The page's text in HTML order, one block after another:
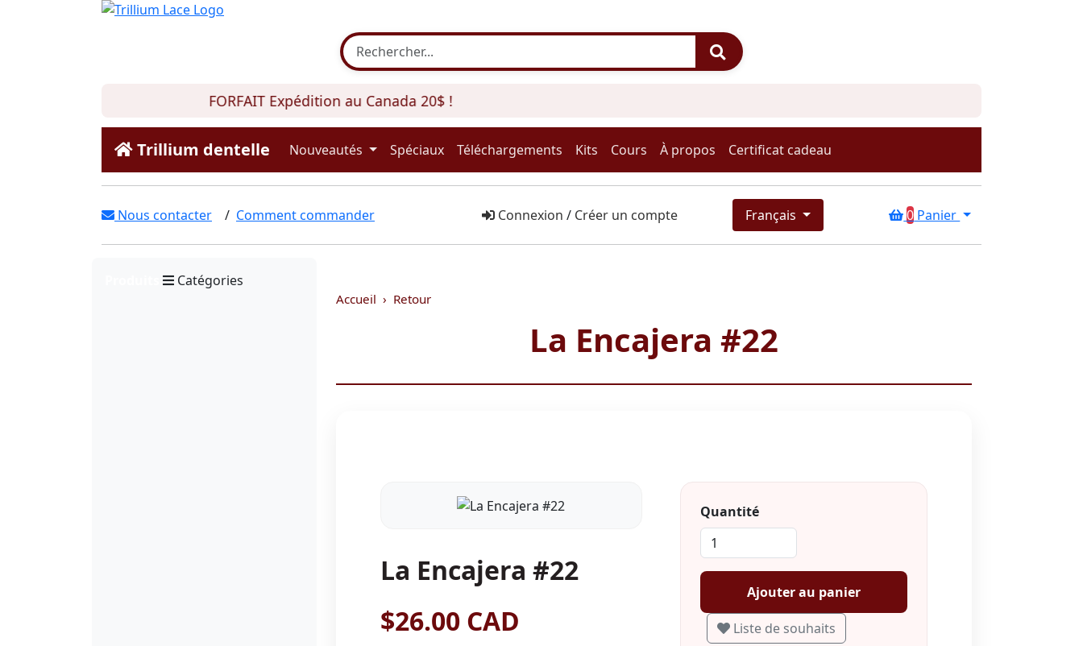
FORFAIT Expédition au Canada 20$ !
Trillium dentelle Nouveautés Spéciaux Téléchargements Kits Cours À propos Certificat cadeau
Nous contacter / Comment commander Connexion / Créer un compte Français 0 Panier
Catégories
Accueil Retour
La Encajera #22
La Encajera #22
$26.00 CAD
Quantité
Ajouter au panier
Liste de souhaits